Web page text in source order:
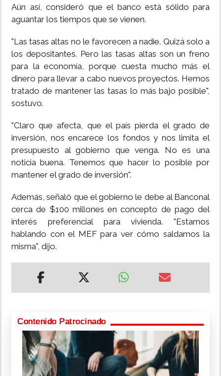
Aún así, consideró que el banco está sólido para
aguantar los tiempos que se vienen.
"Las tasas altas no le favorecen a nadie. Quizá solo a
los depositantes. Pero las tasas altas son un freno
para la economía, porque cuesta mucho más el
dinero para llevar a cabo nuevos proyectos. Hemos
tratado de mantener las tasas lo más bajo posible",
sostuvo.
"Claro que afecta, que el país pierda el grado de
inversión, nos encarece los fondos y nos limita el
presupuesto al gobierno que venga. No es una
noticia buena. Tenemos que hacer lo posible por
mantener el grado de inversión".
Además, señaló que el gobierno le debe al Banconal
cerca de $100 millones en concepto de pago del
interés preferencial para vivienda. "Estamos
hablando con el MEF para ver cómo saldamos la
misma", dijo.
Contenido Patrocinado